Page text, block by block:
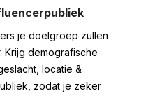
je doelgroep zullen
demografische
locatie &
zodat je zeker